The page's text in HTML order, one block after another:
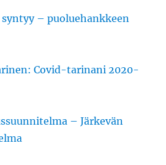
– puoluehankkeen
Covid-tarinani 2020-
– Järkevän